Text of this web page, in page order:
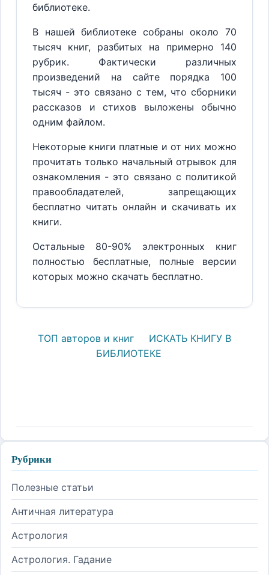
библиотеке.
В нашей библиотеке собраны около 70
тысяч книг, разбитых на примерно 140
рубрик. Фактически различных
произведений на сайте порядка 100
тысяч - это связано с тем, что сборники
рассказов и стихов выложены обычно
одним файлом.
Некоторые книги платные и от них можно
прочитать только начальный отрывок для
ознакомления - это связано с политикой
правообладателей, запрещающих
бесплатно читать онлайн и скачивать их
книги.
Остальные 80-90% электронных книг
полностью бесплатные, полные версии
которых можно скачать бесплатно.
ТОП авторов и книг
ИСКАТЬ КНИГУ В
БИБЛИОТЕКЕ
Рубрики
Полезные статьи
Античная литература
Астрология
Астрология. Гадание